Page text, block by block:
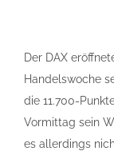
Der DAX
Handelswoche
die 11.700-
Vormittag sein
es allerdings